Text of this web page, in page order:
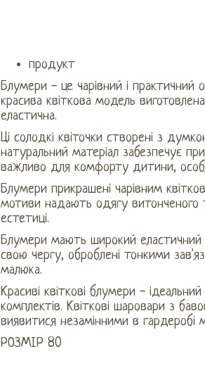
продукт
Блумери - це чарівний і практичний
красива квіткова модель
еластична.
Ці солодкі квіточки створені з
натуральний матеріал забезпечує
важливо для комфорту дитини,
Блумери прикрашені чарівним
мотиви надають одягу витонченого
естетиці.
Блумери мають широкий еластичний
свою чергу, оброблені тонкими
малюка.
Красиві квіткові блумери -
комплектів. Квіткові шаровари з
виявитися незамінними в гардеробі
РОЗМІР 80